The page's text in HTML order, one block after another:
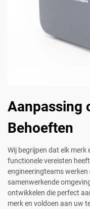
Aanpassing
Behoeften
Wij begrijpen dat elk merk
functionele vereisten
engineeringteams werken
samenwerkende
ontwikkelen die perfect
merk en voldoen aan uw